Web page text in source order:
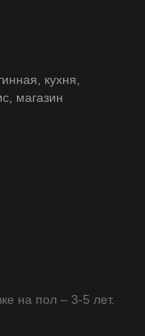
кухня,
магазин
на пол – 3-5 лет.